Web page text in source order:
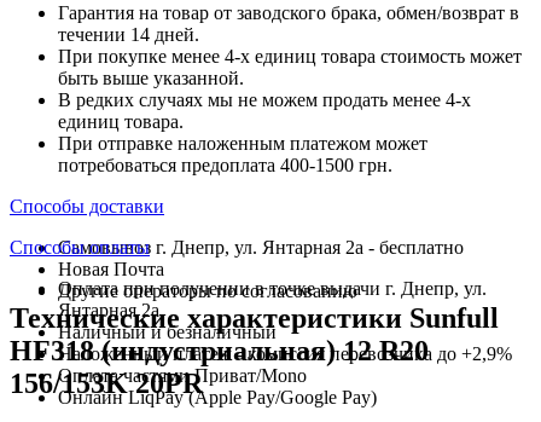
Гарантия на товар от заводского брака, обмен/возврат в
течении 14 дней.
При покупке менее 4-х единиц товара стоимость может
быть выше указанной.
В редких случаях мы не можем продать менее 4-х
единиц товара.
При отправке наложенным платежом может
потребоваться предоплата 400-1500 грн.
Способы доставки
Самовывоз г. Днепр, ул. Янтарная 2а - бесплатно
Новая Почта
Другие операторы по согласованию
Способы оплаты
Оплата при получении в точке выдачи г. Днепр, ул.
Янтарная 2а
Наличный и безналичный
Наложенный платеж - комиссия перевозчика до +2,9%
Оплата частями Приват/Mono
Онлайн LiqPay (Apple Pay/Google Pay)
Технические характеристики Sunfull
HF318 (индустриальная) 12 R20
156/153K 20PR